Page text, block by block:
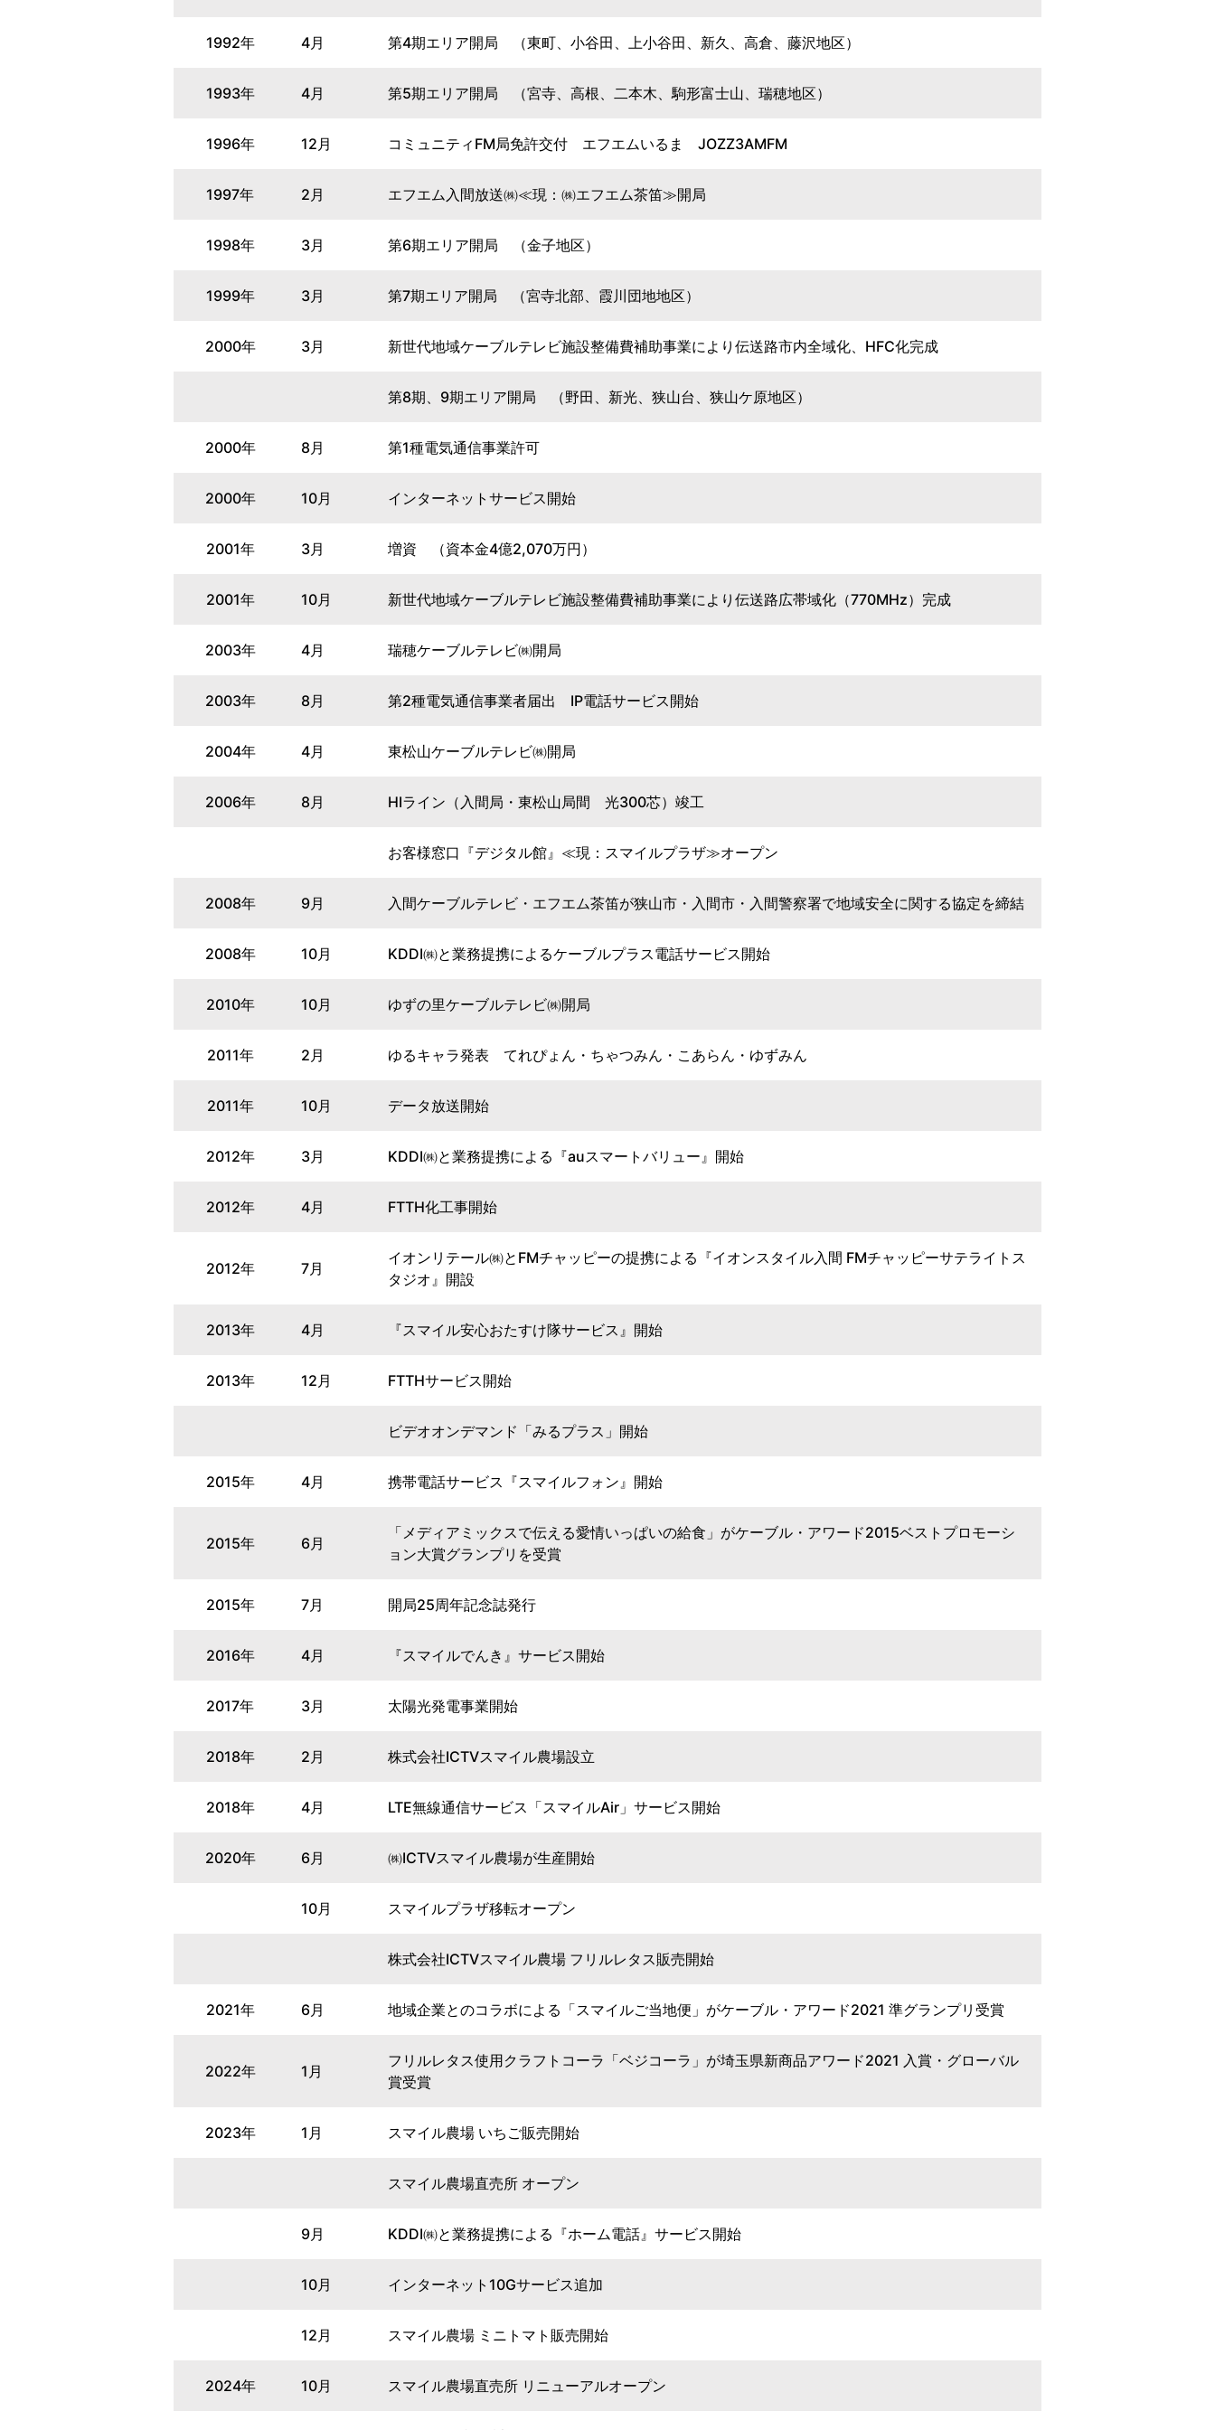
1992年 4月 第4期エリア開局 （東町、小谷田、上小谷田、新久、高倉、藤沢地区）
1993年 4月 第5期エリア開局 （宮寺、高根、二本木、駒形富士山、瑞穂地区）
1996年 12月 コミュニティFM局免許交付 エフエムいるま JOZZ3AMFM
1997年 2月 エフエム入間放送㈱≪現：㈱エフエム茶笛≫開局
1998年 3月 第6期エリア開局 （金子地区）
1999年 3月 第7期エリア開局 （宮寺北部、霞川団地地区）
2000年 3月 新世代地域ケーブルテレビ施設整備費補助事業により伝送路市内全域化、HFC化完成
第8期、9期エリア開局 （野田、新光、狭山台、狭山ケ原地区）
2000年 8月 第1種電気通信事業許可
2000年 10月 インターネットサービス開始
2001年 3月 増資 （資本金4億2,070万円）
2001年 10月 新世代地域ケーブルテレビ施設整備費補助事業により伝送路広帯域化（770MHz）完成
2003年 4月 瑞穂ケーブルテレビ㈱開局
2003年 8月 第2種電気通信事業者届出 IP電話サービス開始
2004年 4月 東松山ケーブルテレビ㈱開局
2006年 8月 HIライン（入間局・東松山局間 光300芯）竣工
お客様窓口『デジタル館』≪現：スマイルプラザ≫オープン
2008年 9月 入間ケーブルテレビ・エフエム茶笛が狭山市・入間市・入間警察署で地域安全に関する協定を締結
2008年 10月 KDDI㈱と業務提携によるケーブルプラス電話サービス開始
2010年 10月 ゆずの里ケーブルテレビ㈱開局
2011年 2月 ゆるキャラ発表 てれぴょん・ちゃつみん・こあらん・ゆずみん
2011年 10月 データ放送開始
2012年 3月 KDDI㈱と業務提携による『auスマートバリュー』開始
2012年 4月 FTTH化工事開始
2012年 7月
イオンリテール㈱とFMチャッピーの提携による『イオンスタイル入間 FMチャッピーサテライトス
タジオ』開設
2013年 4月 『スマイル安心おたすけ隊サービス』開始
2013年 12月 FTTHサービス開始
ビデオオンデマンド「みるプラス」開始
2015年 4月 携帯電話サービス『スマイルフォン』開始
2015年 6月
「メディアミックスで伝える愛情いっぱいの給食」がケーブル・アワード2015ベストプロモーシ
ョン大賞グランプリを受賞
2015年 7月 開局25周年記念誌発行
2016年 4月 『スマイルでんき』サービス開始
2017年 3月 太陽光発電事業開始
2018年 2月 株式会社ICTVスマイル農場設立
2018年 4月 LTE無線通信サービス「スマイルAir」サービス開始
2020年 6月 ㈱ICTVスマイル農場が生産開始
10月 スマイルプラザ移転オープン
株式会社ICTVスマイル農場 フリルレタス販売開始
2021年 6月 地域企業とのコラボによる「スマイルご当地便」がケーブル・アワード2021 準グランプリ受賞
2022年 1月
フリルレタス使用クラフトコーラ「ベジコーラ」が埼玉県新商品アワード2021 入賞・グローバル
賞受賞
2023年 1月 スマイル農場 いちご販売開始
スマイル農場直売所 オープン
9月 KDDI㈱と業務提携による『ホーム電話』サービス開始
10月 インターネット10Gサービス追加
12月 スマイル農場 ミニトマト販売開始
2024年 10月 スマイル農場直売所 リニューアルオープン